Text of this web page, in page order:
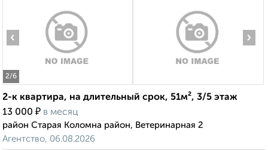
2/6
‹ ›
2-к квартира, на длительный срок, 51м², 3/5 этаж
13 000 ₽ в месяц
район Старая Коломна район, Ветеринарная 2
Агентство, 06.08.2026